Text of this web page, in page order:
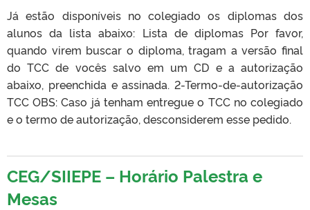
Já estão disponíveis no colegiado os diplomas dos
alunos da lista abaixo: Lista de diplomas Por favor,
quando virem buscar o diploma, tragam a versão final
do TCC de vocês salvo em um CD e a autorização
abaixo, preenchida e assinada. 2-Termo-de-autorização
TCC OBS: Caso já tenham entregue o TCC no colegiado
e o termo de autorização, desconsiderem esse pedido.
CEG/SIIEPE – Horário Palestra e
Mesas